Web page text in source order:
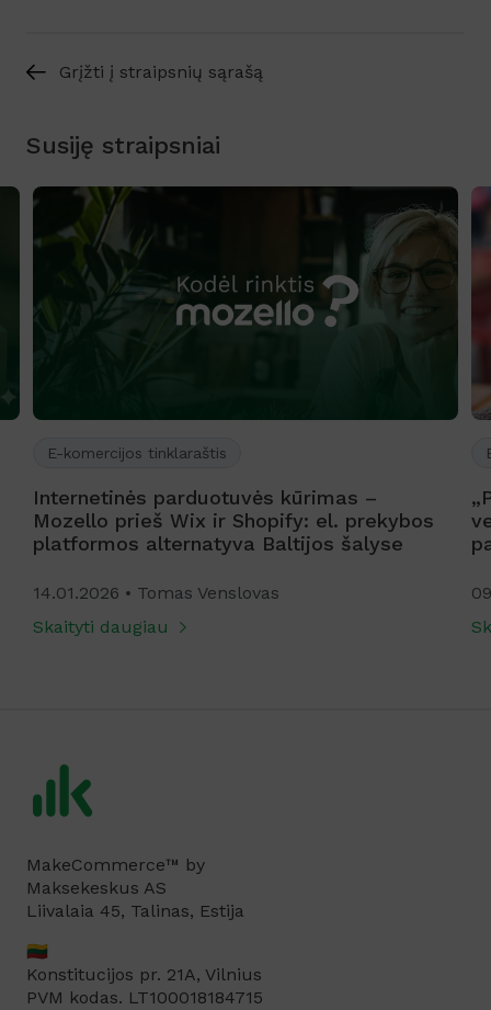
Grįžti į straipsnių sąrašą
Susiję straipsniai
E-komercijos tinklaraštis
Internetinės parduotuvės kūrimas –
Mozello prieš Wix ir Shopify: el. prekybos
platformos alternatyva Baltijos šalyse
14.01.2026
Tomas Venslovas
Skaityti daugiau
MakeCommerce™ by
Maksekeskus AS
Liivalaia 45, Talinas, Estija
🇱🇹
Konstitucijos pr. 21A, Vilnius
PVM kodas. LT100018184715